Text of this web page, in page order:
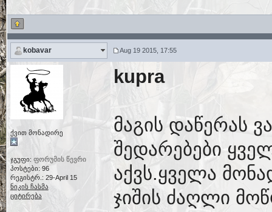
kobavar Aug 19 2015, 17:55
ქვით მონადირე
ჯგუფი: ფორუმის წევრი
პოსტები: 96
რეგისტრ.: 29-April 15
ნიკის ჩასმა
ციტირება
kupra
მაგის დაწერას
შედარებები
აქვს.ყველა
ჯიშის ძაღლი